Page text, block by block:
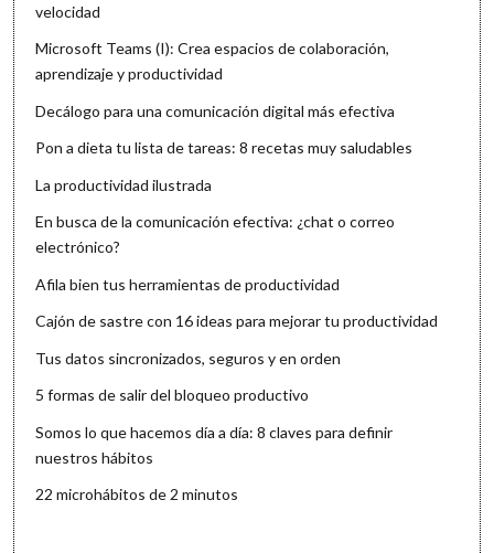
velocidad
Microsoft Teams (I): Crea espacios de colaboración,
aprendizaje y productividad
Decálogo para una comunicación digital más efectiva
Pon a dieta tu lista de tareas: 8 recetas muy saludables
La productividad ilustrada
En busca de la comunicación efectiva: ¿chat o correo
electrónico?
Afila bien tus herramientas de productividad
Cajón de sastre con 16 ideas para mejorar tu productividad
Tus datos sincronizados, seguros y en orden
5 formas de salir del bloqueo productivo
Somos lo que hacemos día a día: 8 claves para definir
nuestros hábitos
22 microhábitos de 2 minutos